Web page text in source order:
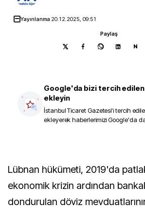
Yayınlanma 20.12.2025, 09:51
Paylaş
N
Google'da bizi tercih
ekleyin
İstanbul Ticaret Gazetesi'i tercih
ekleyerek haberlerimizi Google'da
Lübnan hükümeti, 2019'da patlak veren
ekonomik krizin ardından
dondurulan döviz